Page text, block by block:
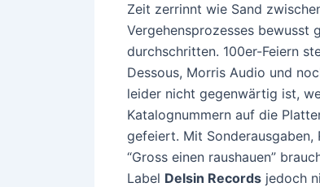
Zeit zerrinnt wie Sand
Vergehensprozesses bewusst
durchschritten. 100er-Feiern
Dessous, Morris Audio und
leider nicht gegenwärtig ist,
Katalognummern auf die
gefeiert. Mit Sonderausgaben,
“Gross einen raushauen”
Label Delsin Records jedoch